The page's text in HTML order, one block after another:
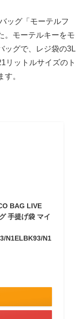
ッグ「モーテルフ
。モーテルキーをモ
ッグで、レジ袋の3L
リットルサイズのト
。
BAG LIVE
手提げ袋 マイ
N1ELBK93/N1